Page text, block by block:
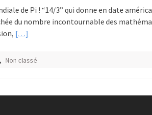
de Pi ! “14/3” qui donne en date
du nombre incontournable des
[…]
, Non classé